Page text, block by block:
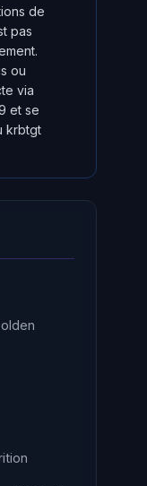
de
pas
ou
via
et se
krbtgt